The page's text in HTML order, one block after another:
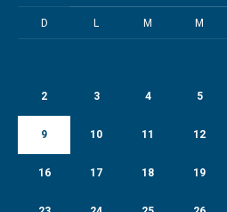
D L M M
2 3 4 5
9 10 11 12
16 17 18 19